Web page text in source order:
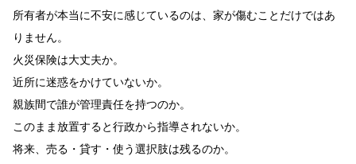
所有者が本当に不安に感じているのは、家が傷むことだけではあ
りません。
火災保険は大丈夫か。
近所に迷惑をかけていないか。
親族間で誰が管理責任を持つのか。
このまま放置すると行政から指導されないか。
将来、売る・貸す・使う選択肢は残るのか。